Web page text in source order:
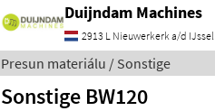
Duijndam Machines
2913 L Nieuwerkerk a/d IJssel
Presun materiálu / Sonstige
Sonstige BW120